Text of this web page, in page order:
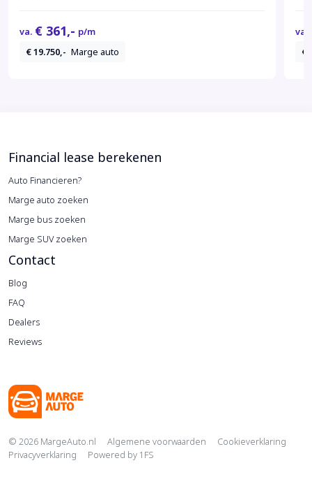
va. € 361,- p/m
€ 19.750,- Marge auto
va.
€
Financial lease berekenen
Auto Financieren?
Marge auto zoeken
Marge bus zoeken
Marge SUV zoeken
Contact
Blog
FAQ
Dealers
Reviews
Copyright navigation
© 2026 MargeAuto.nl Algemene voorwaarden
Cookieverklaring
Privacyverklaring
Powered by 1FS